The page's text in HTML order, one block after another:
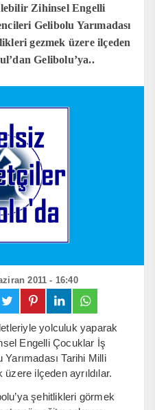
Zihinsel Engelli
Gelibolu Yarımadası
gezmek üzere ilçeden
Gelibolu’ya..
2011 - 16:40
yolculuk yaparak
Engelli Çocuklar İş
Tarihi Milli
ilçeden ayrıldılar.
şehitlikleri görmek